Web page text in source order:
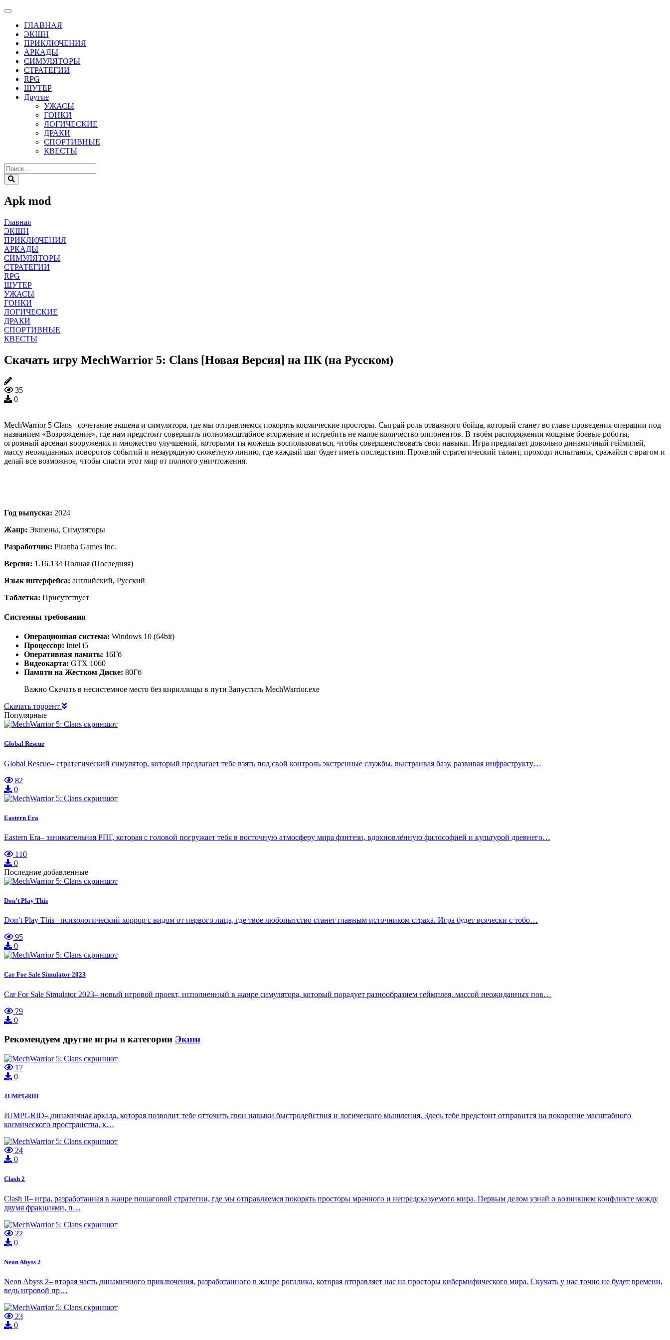
ГЛАВНАЯ
ЭКШН
ПРИКЛЮЧЕНИЯ
АРКАДЫ
СИМУЛЯТОРЫ
СТРАТЕГИИ
RPG
ШУТЕР
Другие
УЖАСЫ
ГОНКИ
ЛОГИЧЕСКИЕ
ДРАКИ
СПОРТИВНЫЕ
КВЕСТЫ
Apk mod
Главная
ЭКШН
ПРИКЛЮЧЕНИЯ
АРКАДЫ
СИМУЛЯТОРЫ
СТРАТЕГИИ
RPG
ШУТЕР
УЖАСЫ
ГОНКИ
ЛОГИЧЕСКИЕ
ДРАКИ
СПОРТИВНЫЕ
КВЕСТЫ
Скачать игру MechWarrior 5: Clans [Новая Версия] на ПК (на Русском)
35
0
MechWarrior 5 Clans– сочетание экшена и симулятора, где мы отправляемся покорять космические просторы. Сыграй роль отважного бойца, который станет во главе проведения операции под
названием «Возрождение», где нам предстоит совершить полномасштабное вторжение и истребить не малое количество оппонентов. В твоём распоряжении мощные боевые роботы,
огромный арсенал вооружения и множество улучшений, которыми ты можешь воспользоваться, чтобы совершенствовать свои навыки. Игра предлагает довольно динамичный геймплей,
массу неожиданных поворотов событий и незаурядную сюжетную линию, где каждый шаг будет иметь последствия. Проявляй стратегический талант, проходи испытания, сражайся с врагом и
делай все возможное, чтобы спасти этот мир от полного уничтожения.
Год выпуска: 2024
Жанр: Экшены, Симуляторы
Разработчик: Piranha Games Inc.
Версия: 1.16.134 Полная (Последняя)
Язык интерфейса: английский, Русский
Таблетка: Присутствует
Системны требования
Операционная система: Windows 10 (64bit)
Процессор: Intel i5
Оперативная память: 16Гб
Видеокарта: GTX 1060
Памяти на Жестком Диске: 80Гб
Важно Скачать в несистемное место без кириллицы в пути Запустить MechWarrior.exe
Скачать торрент
Популярные
Global Rescue
Global Rescue– стратегический симулятор, который предлагает тебе взять под свой контроль экстренные службы, выстраивая базу, развивая инфраструкту…
82
0
Eastern Era
Eastern Era– занимательная РПГ, которая с головой погружает тебя в восточную атмосферу мира фэнтези, вдохновлённую философией и культурой древнего…
110
0
Последние добавленные
Don’t Play This
Don’t Play This– психологический хоррор с видом от первого лица, где твое любопытство станет главным источником страха. Игра будет всячески с тобо…
95
0
Car For Sale Simulator 2023
Car For Sale Simulator 2023– новый игровой проект, исполненный в жанре симулятора, который порадует разнообразием геймплея, массой неожиданных пов…
79
0
Рекомендуем другие игры в категории Экшн
17
0
JUMPGRID
JUMPGRID– динамичная аркада, которая позволит тебе отточить свои навыки быстродействия и логического мышления. Здесь тебе предстоит отправится на покорение масштабного
космического пространства, к…
24
0
Clash 2
Clash II– игра, разработанная в жанре пошаговой стратегии, где мы отправляемся покорять просторы мрачного и непредсказуемого мира. Первым делом узнай о возникшем конфликте между
двумя фракциями, п…
22
0
Neon Abyss 2
Neon Abyss 2– вторая часть динамичного приключения, разработанного в жанре рогалика, которая отправляет нас на просторы кибермифического мира. Скучать у нас точно не будет времени,
ведь игровой пр…
23
0